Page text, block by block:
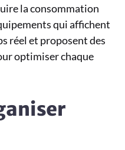
la consommation
qui affichent
réel et proposent des
optimiser chaque